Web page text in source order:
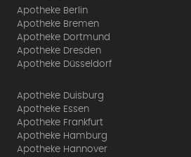
Apotheke Berlin
Apotheke Bremen
Apotheke Dortmund
Apotheke Dresden
Apotheke Düsseldorf
Apotheke Duisburg
Apotheke Essen
Apotheke Frankfurt
Apotheke Hamburg
Apotheke Hannover